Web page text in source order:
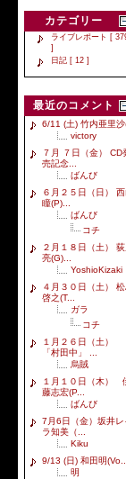
カテゴリー
ライブレポート [
]
日記 [ 12 ]
最近のコメント
6/11 (土) 竹内亜里沙
victory
７月 ７日（金） CD
売記念...
ばんび
６月２５日（日） 西
瞳(P)...
ばんび
コチ
２月１８日（土）
亮(G)...
YoshioKizaki
４月３０日（土） 松
啓之(T...
ガラ
コチ
１月２６日（土）
「村田中」 ...
烏賊
１月１０日（木）
藤志宏(P...
ばんび
7月6日（金）坂井レ
ラ知美（...
Kiku
9/13 (日) 和田明
明